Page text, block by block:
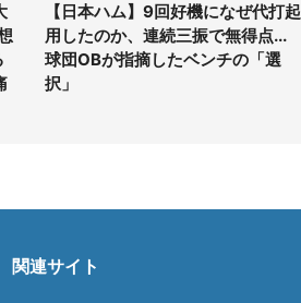
【日本ハム】9回好機になぜ代打起
用したのか、連続三振で無得点...
球団OBが指摘したベンチの「選
択」
関連サイト